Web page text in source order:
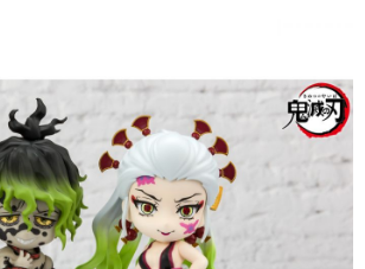
取）
含以上)免運費